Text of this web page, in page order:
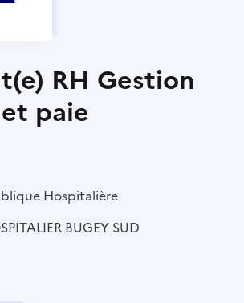
RH Gestion
paie
:
Hospitalière
BUGEY SUD